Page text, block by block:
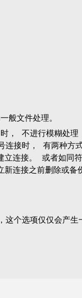
般文件处理。
， 不进行模糊处理
连接时， 有两种方
连接。 或者如同
连接之前删除或备
个选项仅仅会产生